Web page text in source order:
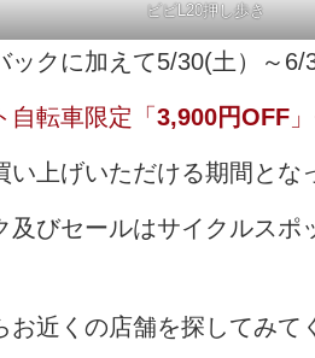
ビビL20押し歩き
ックに加えて5/30(土）～6/
転車限定「 3,900円OFF
上げいただける期間とな
及びセールはサイクルス
お近くの店舗を探してみて